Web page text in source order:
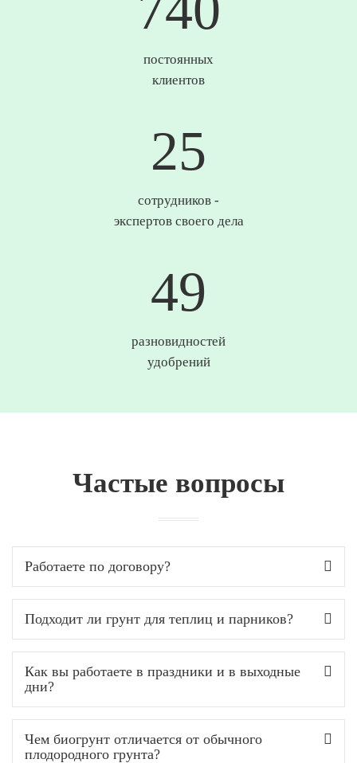
постоянных
клиентов
25
сотрудников -
экспертов своего дела
50
разновидностей
удобрений
Частые вопросы
Работаете по договору?
Подходит ли грунт для теплиц и парников?
Как вы работаете в праздники и в выходные
дни?
Чем биогрунт отличается от обычного
плодородного грунта?